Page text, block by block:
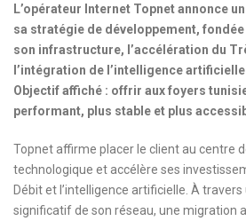
L’opérateur Internet Topnet annonce
sa stratégie de développement,
son infrastructure, l’accélération du
l’intégration de l’intelligence
Objectif affiché : offrir aux foyers
performant, plus stable et plus
Topnet affirme placer le client au centre
technologique et accélère ses
Débit et l’intelligence artificielle. À
significatif de son réseau, une migration